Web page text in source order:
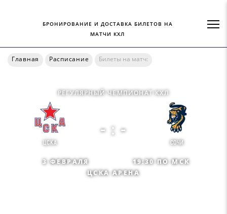
БРОНИРОВАНИЕ И ДОСТАВКА БИЛЕТОВ НА
МАТЧИ КХЛ
Главная Расписание Билеты на матч:
РЕГУЛЯРНЫЙ ЧЕМПИОНАТ КХЛ
ЦСКА
- : -
СОЧИ
3 ФЕВРАЛЯ
19:30 ПО МСК
ЦСКА АРЕНА